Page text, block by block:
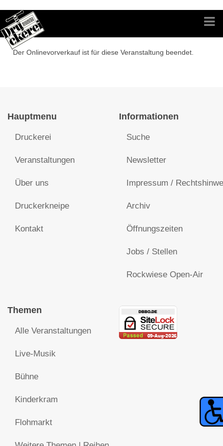
Der Onlinevorverkauf ist für diese Veranstaltung beendet.
Hauptmenu
Druckerei
Veranstaltungen
Über uns
Druckerkneipe
Kontakt
Informationen
Suche
Newsletter
Impressum /
Archiv
Öffnungszeiten
Jobs / Stellen
Rockwiese Open-Air
Themen
Alle Veranstaltungen
Live-Musik
Bühne
Kinderkram
Flohmarkt